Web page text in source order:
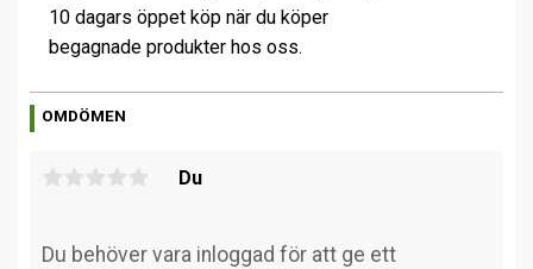
10 dagars öppet köp när du köper
begagnade produkter hos oss.
OMDÖMEN
Du